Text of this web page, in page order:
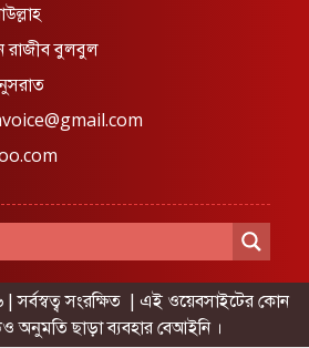
রাজীব বুলবুল
সংরক্ষিত | এই ওয়েবসাইটের কোন
অনুমতি ছাড়া ব্যবহার বেআইনি ।